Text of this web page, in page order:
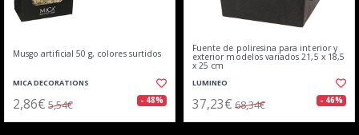
Musgo artificial 50 g, colores surtidos
MICA DECORATIONS
2,86€ 5,54€ - 48%
Fuente de poliresina para interior y
exterior modelos variados 21,5 x 18,5
x 25 cm
LUMINEO
37,23€ 68,34€ - 46%